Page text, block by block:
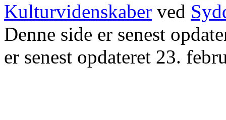
Kulturvidenskaber ved
Denne side er senest
er senest opdateret 23.